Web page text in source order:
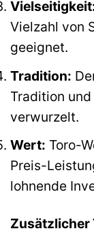
Vielzahl von
geeignet.
Tradition:
Tradition
verwurzelt.
Wert: Toro-
Preis-
lohnende
Zusätzlicher